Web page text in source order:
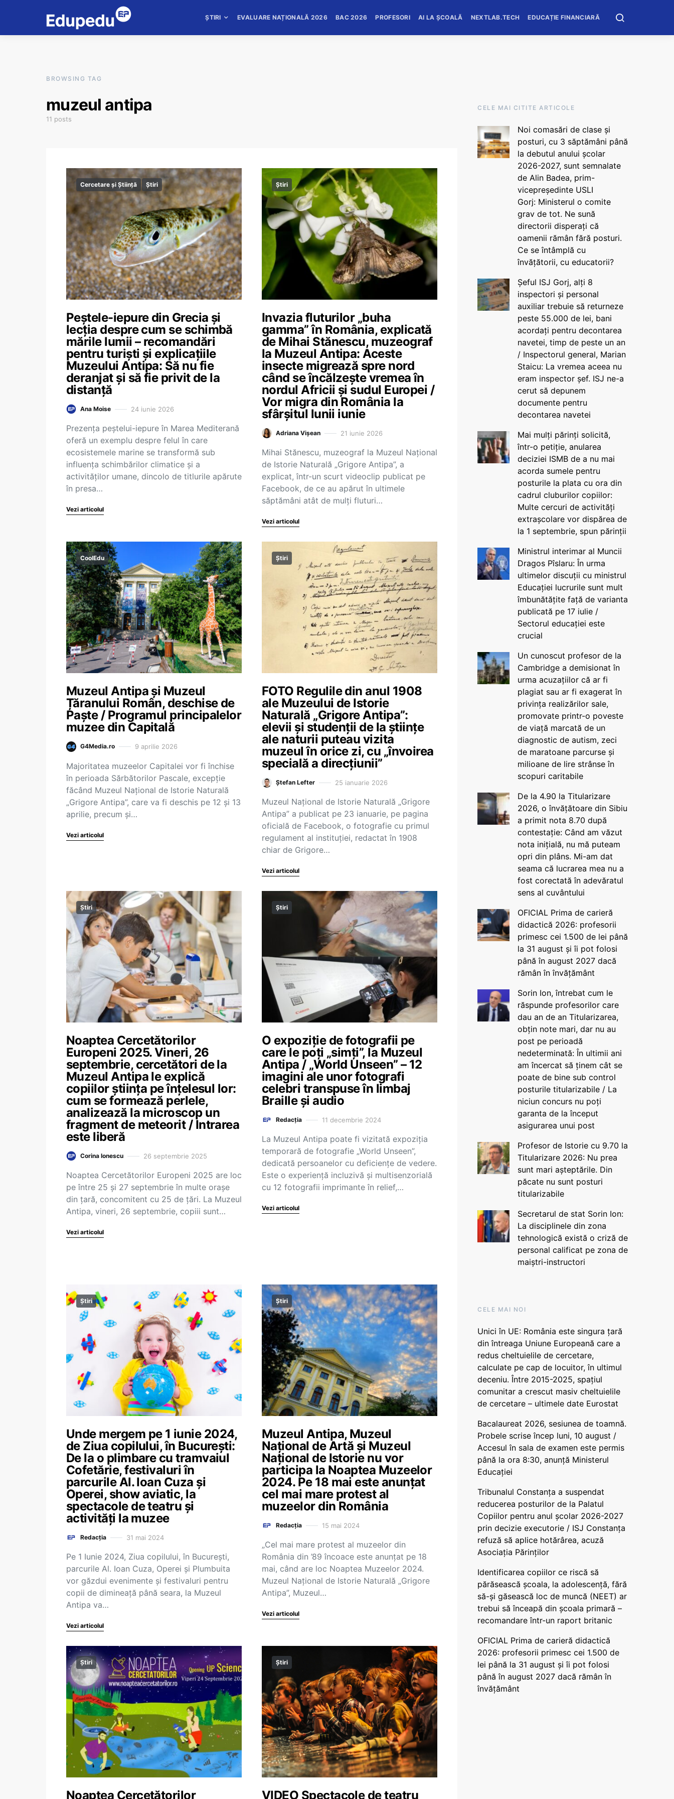
ȘTIRI EVALUARE NAȚIONALĂ 2026 BAC 2026 PROFESORI AI LA ȘCOALĂ NEXTLAB.TECH EDUCAȚIE FINANCIARĂ
BROWSING TAG
muzeul antipa
11 posts
Cercetare și Știință Știri
Peștele-iepure din Grecia și
lecția despre cum se schimbă
mările lumii – recomandări
pentru turiști și explicațiile
Muzeului Antipa: Să nu fie
deranjat și să fie privit de la
distanță
Ana Moise 24 iunie 2026
Prezența peștelui-iepure în Marea Mediterană
oferă un exemplu despre felul în care
ecosistemele marine se transformă sub
influența schimbărilor climatice și a
activităților umane, dincolo de titlurile apărute
în presa…
Vezi articolul
Știri
Invazia fluturilor „buha
gamma” în România, explicată
de Mihai Stănescu, muzeograf
la Muzeul Antipa: Aceste
insecte migrează spre nord
când se încălzește vremea în
nordul Africii și sudul Europei /
Vor migra din România la
sfârșitul lunii iunie
Adriana Vișean 21 iunie 2026
Mihai Stănescu, muzeograf la Muzeul Național
de Istorie Naturală „Grigore Antipa”, a
explicat, într-un scurt videoclip publicat pe
Facebook, de ce au apărut în ultimele
săptămâni atât de mulți fluturi…
Vezi articolul
CoolEdu
Muzeul Antipa și Muzeul
Țăranului Român, deschise de
Paște / Programul principalelor
muzee din Capitală
G4Media.ro 9 aprilie 2026
Majoritatea muzeelor Capitalei vor fi închise
în perioada Sărbătorilor Pascale, excepţie
făcând Muzeul Naţional de Istorie Naturală
„Grigore Antipa”, care va fi deschis pe 12 şi 13
aprilie, precum şi…
Vezi articolul
Știri
FOTO Regulile din anul 1908
ale Muzeului de Istorie
Naturală „Grigore Antipa”:
elevii și studenții de la științe
ale naturii puteau vizita
muzeul în orice zi, cu „învoirea
specială a direcțiunii”
Ștefan Lefter 25 ianuarie 2026
Muzeul Național de Istorie Naturală „Grigore
Antipa” a publicat pe 23 ianuarie, pe pagina
oficială de Facebook, o fotografie cu primul
regulament al instituției, redactat în 1908
chiar de Grigore…
Vezi articolul
Știri
Noaptea Cercetătorilor
Europeni 2025. Vineri, 26
septembrie, cercetători de la
Muzeul Antipa le explică
copiilor știința pe înțelesul lor:
cum se formează perlele,
analizează la microscop un
fragment de meteorit / Intrarea
este liberă
Corina Ionescu 26 septembrie 2025
Noaptea Cercetătorilor Europeni 2025 are loc
pe între 25 și 27 septembrie în multe orașe
din țară, concomitent cu 25 de țări. La Muzeul
Antipa, vineri, 26 septembrie, copiii sunt…
Vezi articolul
Știri
O expoziție de fotografii pe
care le poți „simți”, la Muzeul
Antipa / „World Unseen” – 12
imagini ale unor fotografi
celebri transpuse în limbaj
Braille și audio
Redacția 11 decembrie 2024
La Muzeul Antipa poate fi vizitată expoziția
temporară de fotografie „World Unseen”,
dedicată persoanelor cu deficiențe de vedere.
Este o experiență incluzivă și multisenzorială
cu 12 fotografii imprimante în relief,…
Vezi articolul
Știri
Unde mergem pe 1 iunie 2024,
de Ziua copilului, în București:
De la o plimbare cu tramvaiul
Cofetărie, festivaluri în
parcurile Al. Ioan Cuza și
Operei, show aviatic, la
spectacole de teatru și
activități la muzee
Redacția 31 mai 2024
Pe 1 Iunie 2024, Ziua copilului, în București,
parcurile Al. Ioan Cuza, Operei și Plumbuita
vor găzdui evenimente și festivaluri pentru
copii de dimineață până seara, la Muzeul
Antipa va…
Vezi articolul
Știri
Muzeul Antipa, Muzeul
Național de Artă și Muzeul
Național de Istorie nu vor
participa la Noaptea Muzeelor
2024. Pe 18 mai este anunțat
cel mai mare protest al
muzeelor din România
Redacția 15 mai 2024
„Cel mai mare protest al muzeelor din
România din ’89 încoace este anunțat pe 18
mai, când are loc Noaptea Muzeelor 2024.
Muzeul Naţional de Istorie Naturală „Grigore
Antipa”, Muzeul…
Vezi articolul
Știri
Noaptea Cercetătorilor
Știri
VIDEO Spectacole de teatru
CELE MAI CITITE ARTICOLE
Noi comasări de clase și
posturi, cu 3 săptămâni până
la debutul anului școlar
2026-2027, sunt semnalate
de Alin Badea, prim-
vicepreședinte USLI
Gorj: Ministerul o comite
grav de tot. Ne sună
directorii disperați că
oamenii rămân fără posturi.
Ce se întâmplă cu
învățătorii, cu educatorii?
Șeful ISJ Gorj, alți 8
inspectori și personal
auxiliar trebuie să returneze
peste 55.000 de lei, bani
acordați pentru decontarea
navetei, timp de peste un an
/ Inspectorul general, Marian
Staicu: La vremea aceea nu
eram inspector șef. ISJ ne-a
cerut să depunem
documente pentru
decontarea navetei
Mai mulți părinți solicită,
într-o petiție, anularea
deciziei ISMB de a nu mai
acorda sumele pentru
posturile la plata cu ora din
cadrul cluburilor copiilor:
Multe cercuri de activități
extrașcolare vor dispărea de
la 1 septembrie, spun părinții
Ministrul interimar al Muncii
Dragos Pîslaru: În urma
ultimelor discuții cu ministrul
Educației lucrurile sunt mult
îmbunătățite față de varianta
publicată pe 17 iulie /
Sectorul educației este
crucial
Un cunoscut profesor de la
Cambridge a demisionat în
urma acuzațiilor că ar fi
plagiat sau ar fi exagerat în
privința realizărilor sale,
promovate printr-o poveste
de viață marcată de un
diagnostic de autism, zeci
de maratoane parcurse și
milioane de lire strânse în
scopuri caritabile
De la 4.90 la Titularizare
2026, o învățătoare din Sibiu
a primit nota 8.70 după
contestație: Când am văzut
nota inițială, nu mă puteam
opri din plâns. Mi-am dat
seama că lucrarea mea nu a
fost corectată în adevăratul
sens al cuvântului
OFICIAL Prima de carieră
didactică 2026: profesorii
primesc cei 1.500 de lei până
la 31 august și îi pot folosi
până în august 2027 dacă
rămân în învățământ
Sorin Ion, întrebat cum le
răspunde profesorilor care
dau an de an Titularizarea,
obțin note mari, dar nu au
post pe perioadă
nedeterminată: În ultimii ani
am încercat să ținem cât se
poate de bine sub control
posturile titularizabile / La
niciun concurs nu poți
garanta de la început
asigurarea unui post
Profesor de Istorie cu 9.70 la
Titularizare 2026: Nu prea
sunt mari așteptările. Din
păcate nu sunt posturi
titularizabile
Secretarul de stat Sorin Ion:
La disciplinele din zona
tehnologică există o criză de
personal calificat pe zona de
maiștri-instructori
CELE MAI NOI
Unici în UE: România este singura țară
din întreaga Uniune Europeană care a
redus cheltuielile de cercetare,
calculate pe cap de locuitor, în ultimul
deceniu. Între 2015-2025, spațiul
comunitar a crescut masiv cheltuielile
de cercetare – ultimele date Eurostat
Bacalaureat 2026, sesiunea de toamnă.
Probele scrise încep luni, 10 august /
Accesul în sala de examen este permis
până la ora 8:30, anunță Ministerul
Educației
Tribunalul Constanța a suspendat
reducerea posturilor de la Palatul
Copiilor pentru anul școlar 2026-2027
prin decizie executorie / ISJ Constanța
refuză să aplice hotărârea, acuză
Asociația Părinților
Identificarea copiilor ce riscă să
părăsească școala, la adolescență, fără
să-și găsească loc de muncă (NEET) ar
trebui să înceapă din școala primară –
recomandare într-un raport britanic
OFICIAL Prima de carieră didactică
2026: profesorii primesc cei 1.500 de
lei până la 31 august și îi pot folosi
până în august 2027 dacă rămân în
învățământ